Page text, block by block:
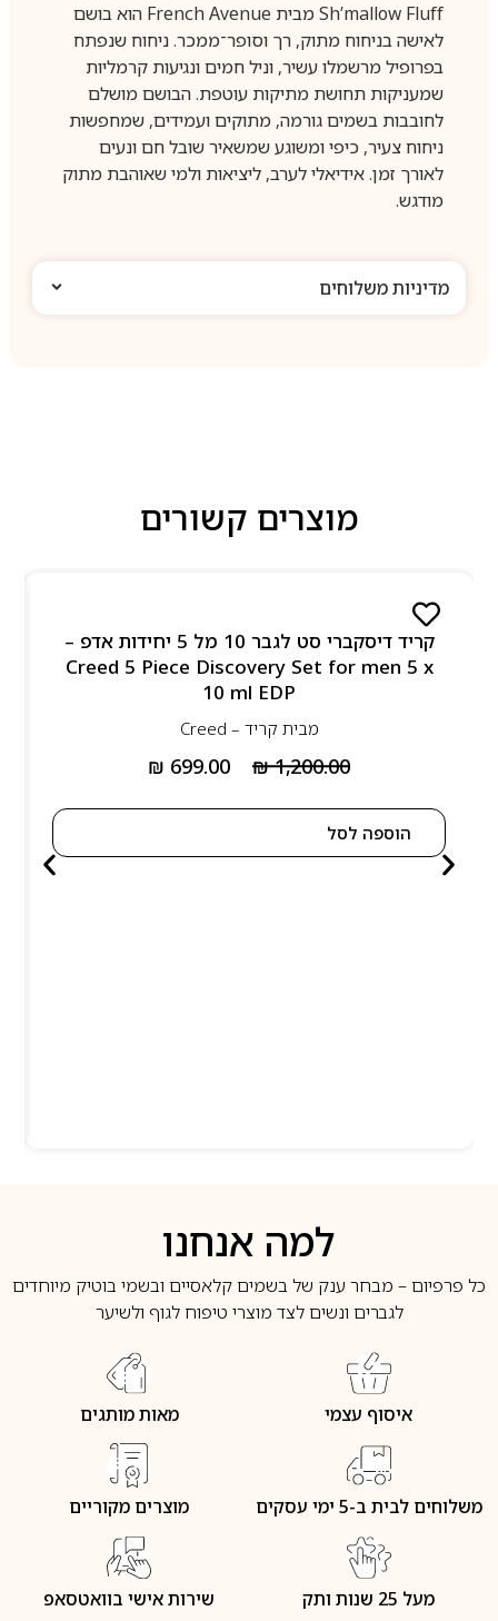
Sh’mallow Fluff מבית French Avenue הוא בושם
לאישה בניחוח מתוק, רך וסופר־ממכר. ניחוח שנפתח
בפרופיל מרשמלו עשיר, וניל חמים ונגיעות קרמליות
שמעניקות תחושת מתיקות עוטפת. הבושם מושלם
לחובבות בשמים גורמה, מתוקים ועמידים, שמחפשות
ניחוח צעיר, כיפי ומשוגע שמשאיר שובל חם ונעים
לאורך זמן. אידיאלי לערב, ליציאות ולמי שאוהבת מתוק
מודגש.
מדיניות משלוחים
מוצרים קשורים
קריד דיסקברי סט לגבר 10 מל 5 יחידות אדפ –
Creed 5 Piece Discovery Set for men 5 x
10 ml EDP
מבית קריד – Creed
₪1,200.00
₪ 699.00
הוספה לסל
למה אנחנו
כל פרפיום – מבחר ענק של בשמים קלאסיים ובשמי בוטיק מיוחדים
לגברים ונשים לצד מוצרי טיפוח לגוף ולשיער
איסוף עצמי מאות מותגים
משלוחים לבית ב-5 ימי עסקים מוצרים מקוריים
מעל 25 שנות ותק שירות אישי בוואטסאפ